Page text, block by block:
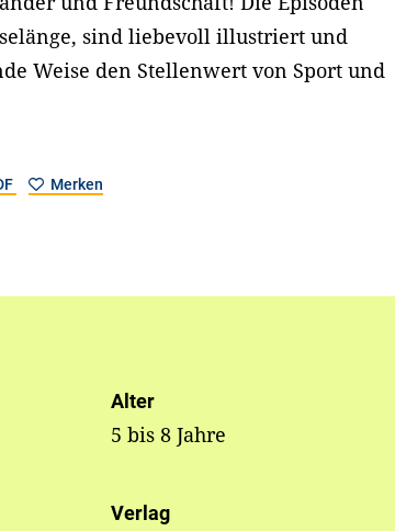
sind liebevoll illustriert und
Weise den Stellenwert von Sport und
Merken
Alter
5 bis 8 Jahre
Verlag